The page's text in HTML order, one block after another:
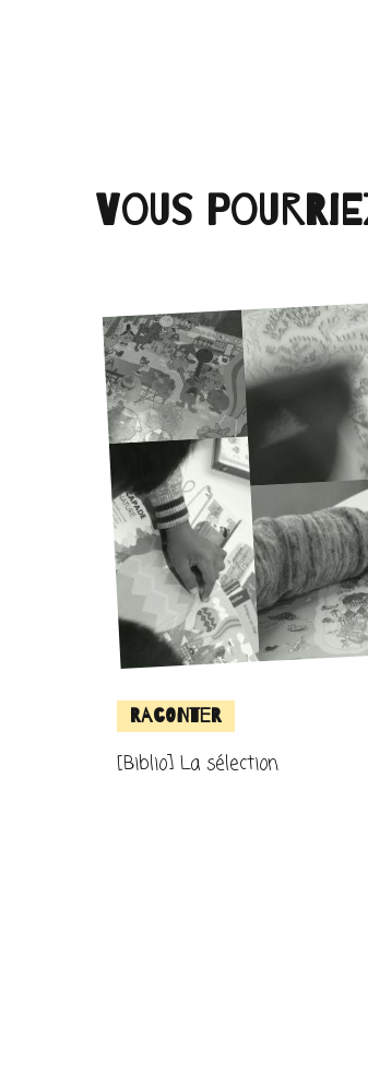
Vous
Raconter
[Biblio] La sélection